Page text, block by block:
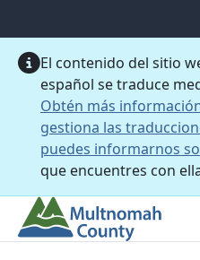
El contenido del sitio
español se traduce
Obtén más
gestiona las
puedes informarnos
que encuentres con